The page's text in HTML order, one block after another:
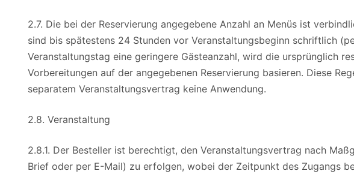
2.7. Die bei der Reservierung angegebene Anzahl an Menüs ist
sind bis spätestens 24 Stunden vor Veranstaltungsbeginn schriftlich
Veranstaltungstag eine geringere Gästeanzahl, wird die ursprünglich
Vorbereitungen auf der angegebenen Reservierung basieren. Diese
separatem Veranstaltungsvertrag keine Anwendung.
2.8. Veranstaltung
2.8.1. Der Besteller ist berechtigt, den Veranstaltungsvertrag nach
Brief oder per E-Mail) zu erfolgen, wobei der Zeitpunkt des Zugangs